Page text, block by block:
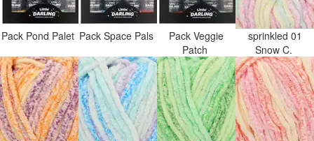
Pack Pond Palet Pack Space Pals
Pack Veggie
Patch
sprinkled 01
Snow C.